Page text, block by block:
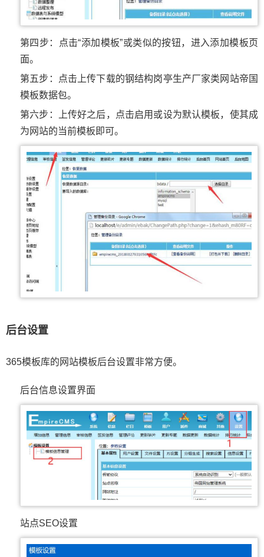
第四步：点击“添加模板”或类似的按钮，进入添加模板页
面。
第五步：点击上传下载的钢结构岗亭生产厂家类网站帝国
模板数据包。
第六步：上传好之后，点击启用或设为默认模板，使其成
为网站的当前模板即可。
后台设置
365模板库的网站模板后台设置非常方便。
后台信息设置界面
站点SEO设置